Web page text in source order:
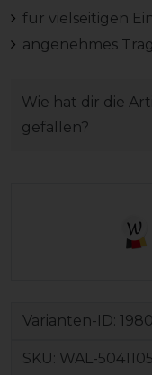
für vielseitigen
angenehmes
Wie hat dir die
gefallen?
Varianten-ID:
SKU: WAL-